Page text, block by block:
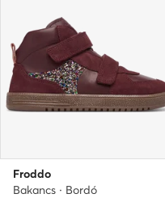
Froddo
Bakancs · Bordó